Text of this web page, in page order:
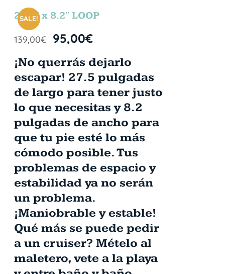
SALE!
27.5″ x 8.2″ LOOP
139,00€ 95,00€
¡No querrás dejarlo
escapar! 27.5 pulgadas
de largo para tener justo
lo que necesitas y 8.2
pulgadas de ancho para
que tu pie esté lo más
cómodo posible. Tus
problemas de espacio y
estabilidad ya no serán
un problema.
¡Maniobrable y estable!
Qué más se puede pedir
a un cruiser? Mételo al
maletero, vete a la playa